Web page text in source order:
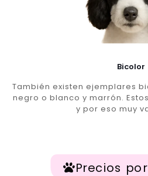
Bicolor
También existen ejemplares
negro o blanco y marrón.
y por eso muy
Precios